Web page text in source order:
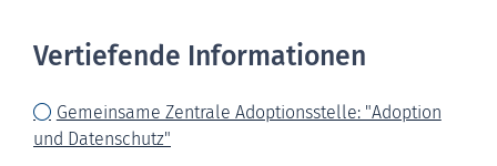
Vertiefende Informationen
Gemeinsame Zentrale Adoptionsstelle: "Adoption
und Datenschutz"